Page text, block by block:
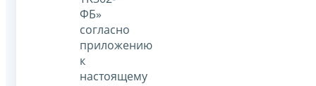
ФБ»
согласно
приложению
к
настоящему